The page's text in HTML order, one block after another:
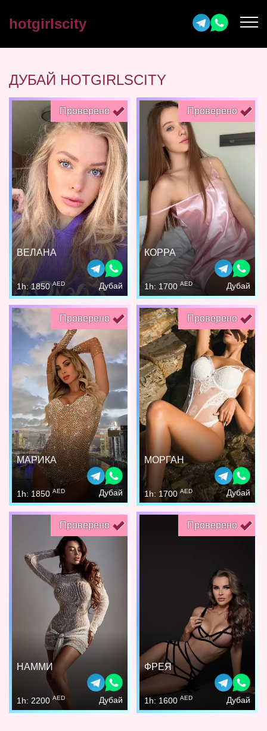
hotgirlscity
ДУБАЙ HOTGIRLSCITY
Проверено
ВЕЛАНА
1h: 1850AED Дубай
Проверено
КОРРА
1h: 1700 AED Дубай
Проверено
МАРИКА
1h: 1850 AED Дубай
Проверено
МОРГАН
1h: 1700 AED Дубай
Проверено
НАММИ
1h: 2200 AED Дубай
Проверено
ФРЕЯ
1h: 1600 AED Дубай